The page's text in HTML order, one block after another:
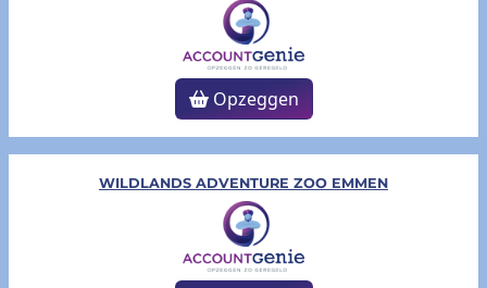
Opzeggen
WILDLANDS ADVENTURE ZOO EMMEN